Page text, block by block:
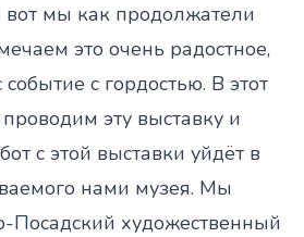
вот мы как продолжатели
это очень радостное,
с гордостью. В этот
эту выставку и
с этой выставки уйдёт в
нами музея. Мы
Посадский художественный